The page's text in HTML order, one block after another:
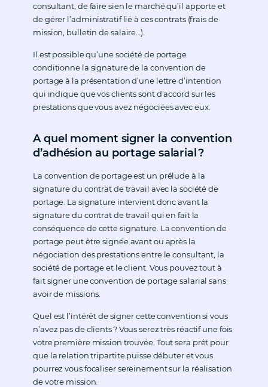
consultant, de faire sien le marché qu’il apporte et
de gérer l’administratif lié à ces contrats (frais de
mission, bulletin de salaire…).
Il est possible qu’une société de portage
conditionne la signature de la convention de
portage à la présentation d’une lettre d’intention
qui indique que vos clients sont d’accord sur les
prestations que vous avez négociées avec eux.
A quel moment signer la convention
d’adhésion au portage salarial ?
La convention de portage est un prélude à la
signature du contrat de travail avec la société de
portage. La signature intervient donc avant la
signature du contrat de travail qui en fait la
conséquence de cette signature. La convention de
portage peut être signée avant ou après la
négociation des prestations entre le consultant, la
société de portage et le client. Vous pouvez tout à
fait signer une convention de portage salarial sans
avoir de missions.
Quel est l’intérêt de signer cette convention si vous
n’avez pas de clients ? Vous serez très réactif une fois
votre première mission trouvée. Tout sera prêt pour
que la relation tripartite puisse débuter et vous
pourrez vous focaliser sereinement sur la réalisation
de votre mission.